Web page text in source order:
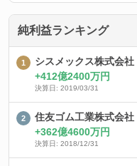
純利益ランキング
シスメックス株式会社
412億2400万円
決算日: 2019/03/31
住友ゴム工業株式会社
362億4600万円
決算日: 2018/12/31